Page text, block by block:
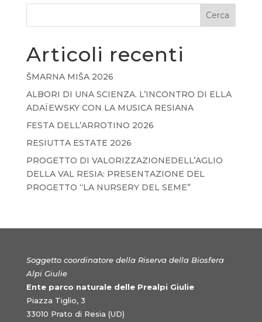
Cerca
Articoli recenti
ŠMARNA MIŠA 2026
ALBORI DI UNA SCIENZA. L’INCONTRO DI ELLA
ADAÏEWSKY CON LA MUSICA RESIANA
FESTA DELL’ARROTINO 2026
RESIUTTA ESTATE 2026
PROGETTO DI VALORIZZAZIONEDELL’AGLIO
DELLA VAL RESIA: PRESENTAZIONE DEL
PROGETTO “LA NURSERY DEL SEME”
Soggetto coordinatore della Riserva della Biosfera
Alpi Giulie
Ente parco naturale delle Prealpi Giulie
Piazza Tiglio, 3
33010 Prato di Resia (UD)